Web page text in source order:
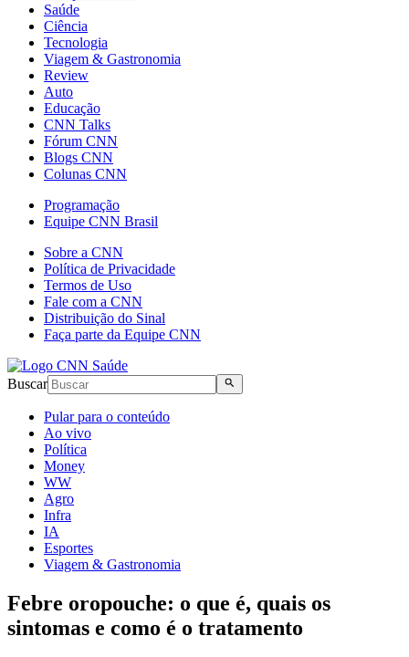
Saúde
Ciência
Tecnologia
Viagem & Gastronomia
Review
Auto
Educação
CNN Talks
Fórum CNN
Blogs CNN
Colunas CNN
Programação
Equipe CNN Brasil
Sobre a CNN
Política de Privacidade
Termos de Uso
Fale com a CNN
Distribuição do Sinal
Faça parte da Equipe CNN
Buscar
Pular para o conteúdo
Ao vivo
Política
Money
WW
Agro
Infra
IA
Esportes
Viagem & Gastronomia
Febre oropouche: o que é, quais os
sintomas e como é o tratamento